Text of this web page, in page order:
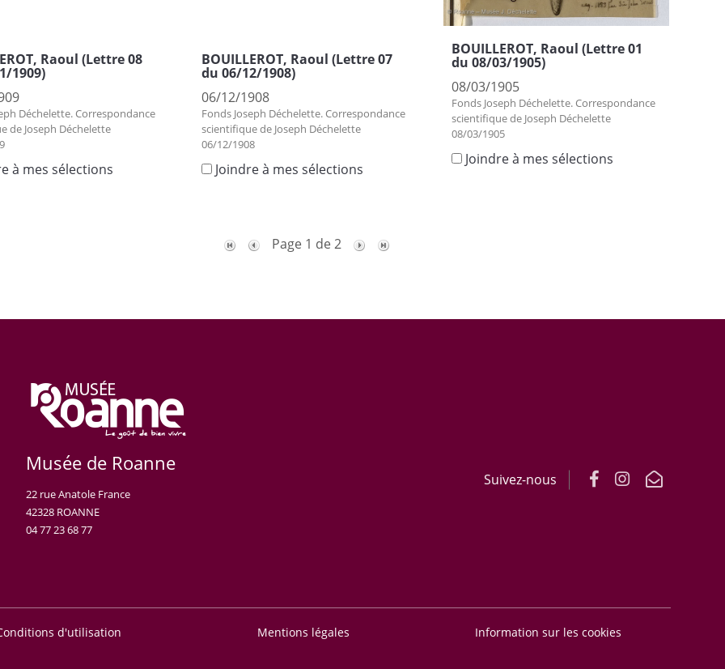
Raoul (Lettre 08
1909)
Déchelette. Correspondance
de Joseph Déchelette
à mes sélections
BOUILLEROT, Raoul (Lettre 07
du 06/12/1908)
06/12/1908
Fonds Joseph Déchelette. Correspondance
scientifique de Joseph Déchelette
06/12/1908
Joindre à mes sélections
BOUILLEROT, Raoul (Lettre 01
du 08/03/1905)
08/03/1905
Fonds Joseph Déchelette. Correspondance
scientifique de Joseph Déchelette
08/03/1905
Joindre à mes sélections
Page 1 de 2
Musée de Roanne
22 rue Anatole France
42328 ROANNE
04 77 23 68 77
Suivez-nous
d'utilisation Mentions légales Information sur les cookies